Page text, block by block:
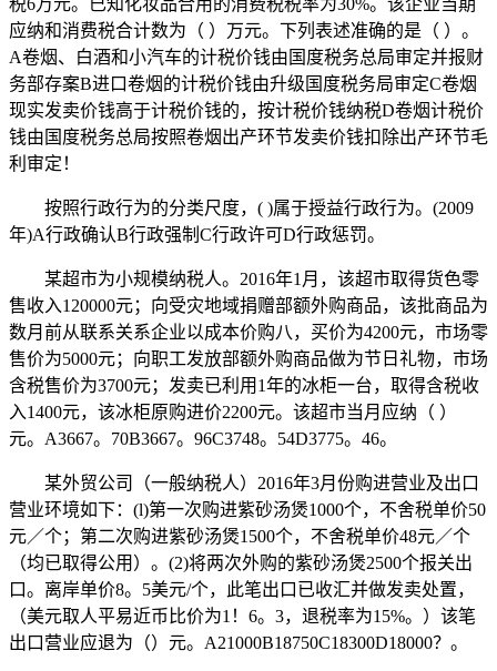
税6万元。已知化妆品合用的消费税税率为30%。该企业当期
应纳和消费税合计数为（ ）万元。下列表述准确的是（ ）。
A卷烟、白酒和小汽车的计税价钱由国度税务总局审定并报财
务部存案B进口卷烟的计税价钱由升级国度税务局审定C卷烟
现实发卖价钱高于计税价钱的，按计税价钱纳税D卷烟计税价
钱由国度税务总局按照卷烟出产环节发卖价钱扣除出产环节毛
利审定！
按照行政行为的分类尺度，( )属于授益行政行为。(2009
年)A行政确认B行政强制C行政许可D行政惩罚。
某超市为小规模纳税人。2016年1月，该超市取得货色零
售收入120000元；向受灾地域捐赠部额外购商品，该批商品为
数月前从联系关系企业以成本价购八，买价为4200元，市场零
售价为5000元；向职工发放部额外购商品做为节日礼物，市场
含税售价为3700元；发卖已利用1年的冰柜一台，取得含税收
入1400元，该冰柜原购进价2200元。该超市当月应纳（ ）
元。A3667。70B3667。96C3748。54D3775。46。
某外贸公司（一般纳税人）2016年3月份购进营业及出口
营业环境如下：(l)第一次购进紫砂汤煲1000个，不舍税单价50
元／个；第二次购进紫砂汤煲1500个，不舍税单价48元／个
（均已取得公用）。(2)将两次外购的紫砂汤煲2500个报关出
口。离岸单价8。5美元/个，此笔出口已收汇并做发卖处置，
（美元取人平易近币比价为1！6。3，退税率为15%。）该笔
出口营业应退为（）元。A21000B18750C18300D18000？。